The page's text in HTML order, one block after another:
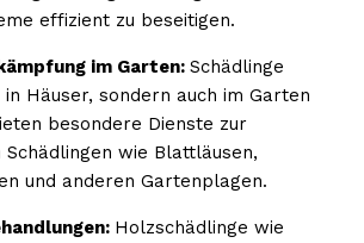
effizient zu beseitigen.
im Garten: Schädlinge
Häuser, sondern auch im Garten
besondere Dienste zur
wie Blattläusen,
und anderen Gartenplagen.
Holzschädlinge wie